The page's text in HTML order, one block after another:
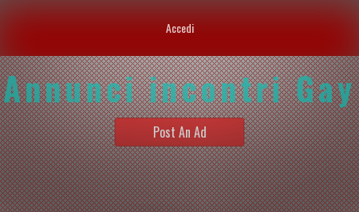
Accedi
Annunci incontri Gay
Post An Ad